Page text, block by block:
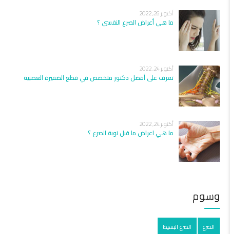
أكتوبر 26, 2022
ما هي أعراض الصرع النفسي ؟
أكتوبر 24, 2022
تعرف على أفضل دكتور متخصص في قطع الضفيرة العصبية
أكتوبر 24, 2022
ما هي اعراض ما قبل نوبة الصرع ؟
وسوم
الصرع الصرع البسيط